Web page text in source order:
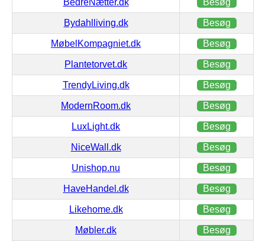
Bydahlliving.dk Besøg
MøbelKompagniet.dk Besøg
Plantetorvet.dk Besøg
TrendyLiving.dk Besøg
ModernRoom.dk Besøg
LuxLight.dk Besøg
NiceWall.dk Besøg
Unishop.nu Besøg
HaveHandel.dk Besøg
Likehome.dk Besøg
Møbler.dk Besøg